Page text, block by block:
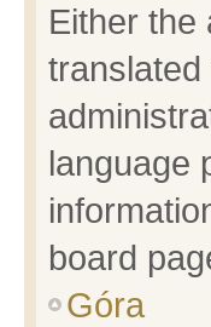
Either the
language
board
Góra